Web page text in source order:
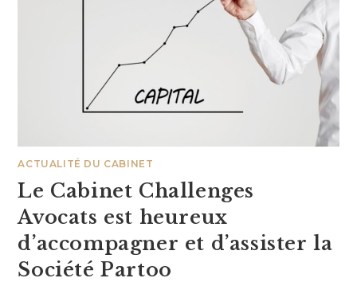
ACTUALITÉ DU CABINET
Le Cabinet Challenges
Avocats est heureux
d’accompagner et d’assister la
Société Partoo